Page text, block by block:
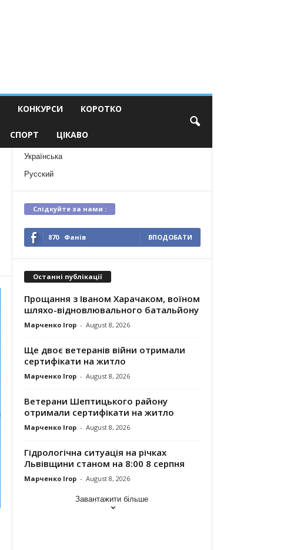
КОНКУРСИ КОРОТКО
СПОРТ ЦІКАВО
Українська
Русский
Слідкуйте за нами :
870 Фанів ВПОДОБАТИ
Останні публікації
Прощання з Іваном Харачаком, воїном
шляхо-відновлювального батальйону
Марченко Ігор - August 8, 2026
Ще двоє ветеранів війни отримали
сертифікати на житло
Марченко Ігор - August 8, 2026
Ветерани Шептицького району
отримали сертифікати на житло
Марченко Ігор - August 8, 2026
Гідрологічна ситуація на річках
Львівщини станом на 8:00 8 серпня
Марченко Ігор - August 8, 2026
Завантажити більше